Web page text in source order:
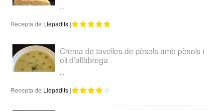
...
Recepta de Llepadits |
Crema de tavelles de pèsols amb pèsols i
oli d’alfàbrega
...
Recepta de Llepadits |